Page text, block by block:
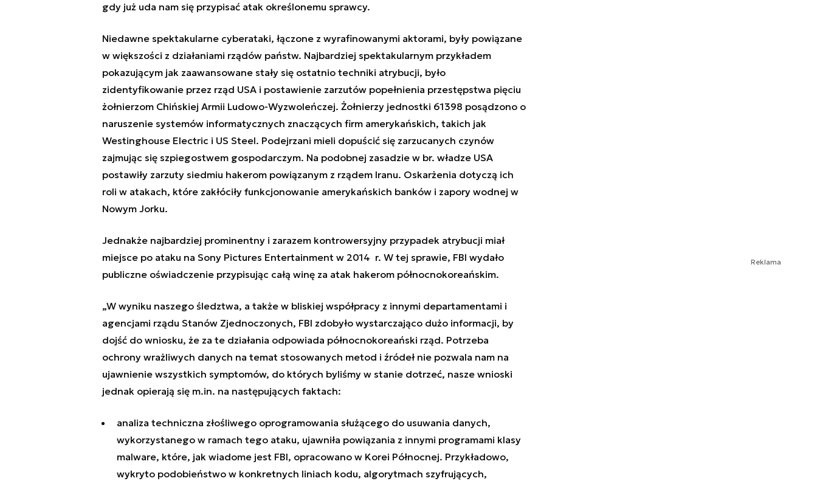
gdy już uda nam się przypisać atak określonemu sprawcy.
Niedawne spektakularne cyberataki, łączone z wyrafinowanymi aktorami, były powiązane
w większości z działaniami rządów państw. Najbardziej spektakularnym przykładem
pokazującym jak zaawansowane stały się ostatnio techniki atrybucji, było
zidentyfikowanie przez rząd USA i postawienie zarzutów popełnienia przestępstwa pięciu
żołnierzom Chińskiej Armii Ludowo-Wyzwoleńczej. Żołnierzy jednostki 61398 posądzono o
naruszenie systemów informatycznych znaczących firm amerykańskich, takich jak
Westinghouse Electric i US Steel. Podejrzani mieli dopuścić się zarzucanych czynów
zajmując się szpiegostwem gospodarczym. Na podobnej zasadzie w br. władze USA
postawiły zarzuty siedmiu hakerom powiązanym z rządem Iranu. Oskarżenia dotyczą ich
roli w atakach, które zakłóciły funkcjonowanie amerykańskich banków i zapory wodnej w
Nowym Jorku.
Jednakże najbardziej prominentny i zarazem kontrowersyjny przypadek atrybucji miał
miejsce po ataku na Sony Pictures Entertainment w 2014 r. W tej sprawie, FBI wydało
publiczne oświadczenie przypisując całą winę za atak hakerom północnokoreańskim.
„W wyniku naszego śledztwa, a także w bliskiej współpracy z innymi departamentami i
agencjami rządu Stanów Zjednoczonych, FBI zdobyło wystarczająco dużo informacji, by
dojść do wniosku, że za te działania odpowiada północnokoreański rząd. Potrzeba
ochrony wrażliwych danych na temat stosowanych metod i źródeł nie pozwala nam na
ujawnienie wszystkich symptomów, do których byliśmy w stanie dotrzeć, nasze wnioski
jednak opierają się m.in. na następujących faktach:
analiza techniczna złośliwego oprogramowania służącego do usuwania danych,
wykorzystanego w ramach tego ataku, ujawniła powiązania z innymi programami klasy
malware, które, jak wiadome jest FBI, opracowano w Korei Północnej. Przykładowo,
wykryto podobieństwo w konkretnych liniach kodu, algorytmach szyfrujących,
Reklama